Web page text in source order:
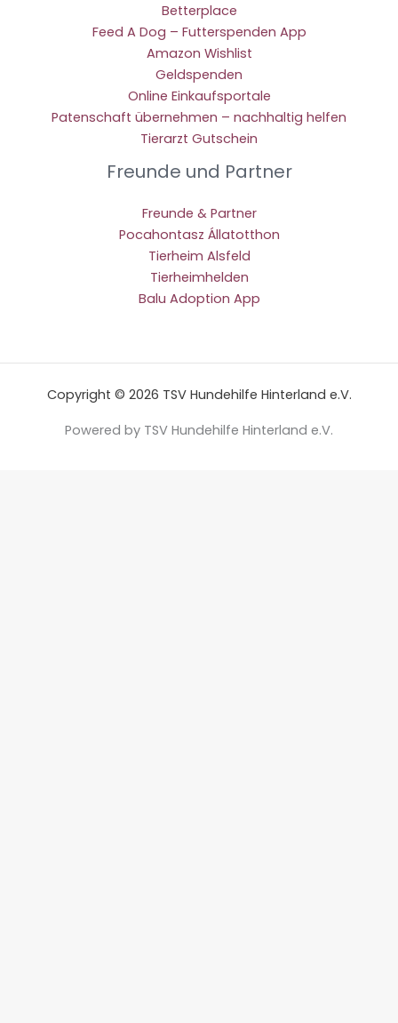
Betterplace
Feed A Dog – Futterspenden App
Amazon Wishlist
Geldspenden
Online Einkaufsportale
Patenschaft übernehmen – nachhaltig helfen
Tierarzt Gutschein
Freunde und Partner
Freunde & Partner
Pocahontasz Állatotthon
Tierheim Alsfeld
Tierheimhelden
Balu Adoption App
Copyright © 2026 TSV Hundehilfe Hinterland e.V.
Powered by TSV Hundehilfe Hinterland e.V.